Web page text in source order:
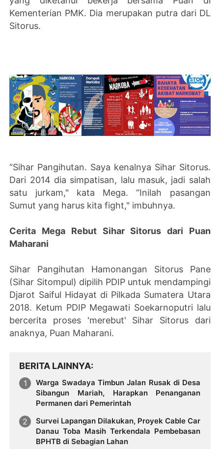
Kementerian PMK. Dia merupakan putra dari DL
Sitorus.
“Sihar Pangihutan. Saya kenalnya Sihar Sitorus.
Dari 2014 dia simpatisan, lalu masuk, jadi salah
satu jurkam," kata Mega. “Inilah pasangan
Sumut yang harus kita fight," imbuhnya.
Cerita Mega Rebut Sihar Sitorus dari Puan
Maharani
Sihar Pangihutan Hamonangan Sitorus Pane
(Sihar Sitompul) dipilih PDIP untuk mendampingi
Djarot Saiful Hidayat di Pilkada Sumatera Utara
2018. Ketum PDIP Megawati Soekarnoputri lalu
bercerita proses 'merebut' Sihar Sitorus dari
anaknya, Puan Maharani.
BERITA LAINNYA
Warga Swadaya Timbun Jalan Rusak di Desa
Sibangun Mariah, Harapkan Penanganan
Permanen dari Pemerintah
Survei Lapangan Dilakukan, Proyek Cable Car
Danau Toba Masih Terkendala Pembebasan
BPHTB di Sebagian Lahan